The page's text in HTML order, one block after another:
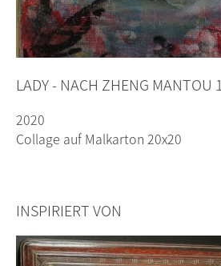
LADY - NACH ZHENG MANTOU 1
2020
Collage auf Malkarton 20x20
INSPIRIERT VON